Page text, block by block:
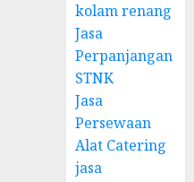
kolam renang
Jasa
Perpanjangan
STNK
Jasa
Persewaan
Alat Catering
jasa